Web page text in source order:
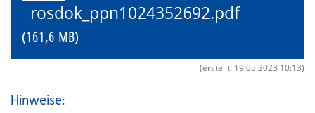
rosdok_ppn1024352692.pdf
(161,6 MB)
(erstellt: 19.05.2023 10:13)
Hinweise: